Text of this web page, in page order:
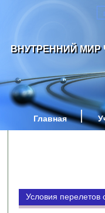
ВНУТРЕННИЙ МИР
Главная
Условия